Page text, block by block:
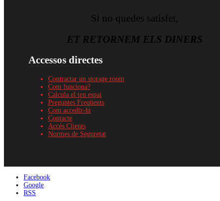
Si no quedes satisfet,
ET RETORNEM ELS DINERS
Accessos directes
Contractar un storage room
Com funciona?
Calcula el teu espai
Preguntes Freqüents
Com accedir-hi
Contacte
Accés Clients
Normes de Seguretat
Facebook
Google
RSS